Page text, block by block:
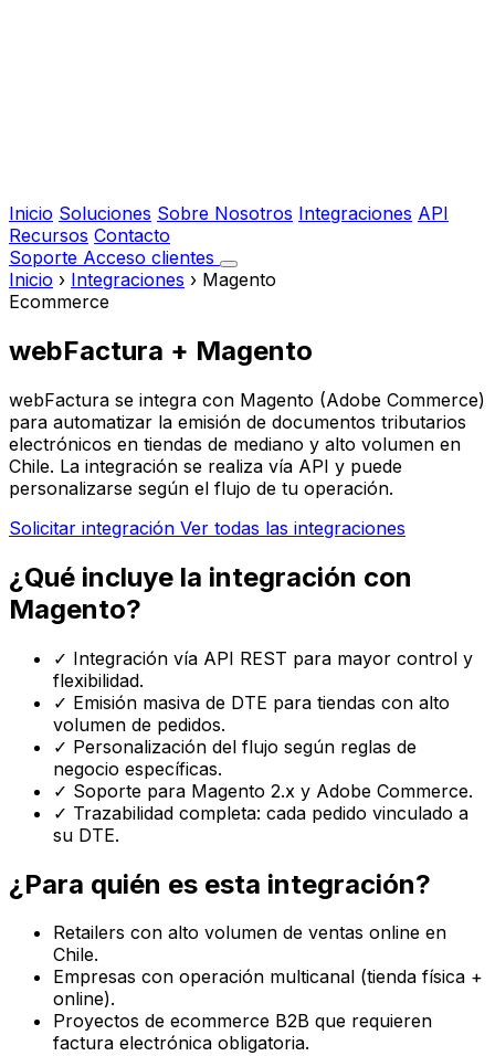
Inicio Soluciones Sobre Nosotros Integraciones API
Recursos Contacto
Soporte Acceso clientes
Inicio › Integraciones › Magento
Ecommerce
webFactura + Magento
webFactura se integra con Magento (Adobe Commerce)
para automatizar la emisión de documentos tributarios
electrónicos en tiendas de mediano y alto volumen en
Chile. La integración se realiza vía API y puede
personalizarse según el flujo de tu operación.
Solicitar integración Ver todas las integraciones
¿Qué incluye la integración con
Magento?
✓ Integración vía API REST para mayor control y
flexibilidad.
✓ Emisión masiva de DTE para tiendas con alto
volumen de pedidos.
✓ Personalización del flujo según reglas de
negocio específicas.
✓ Soporte para Magento 2.x y Adobe Commerce.
✓ Trazabilidad completa: cada pedido vinculado a
su DTE.
¿Para quién es esta integración?
Retailers con alto volumen de ventas online en
Chile.
Empresas con operación multicanal (tienda física +
online).
Proyectos de ecommerce B2B que requieren
factura electrónica obligatoria.